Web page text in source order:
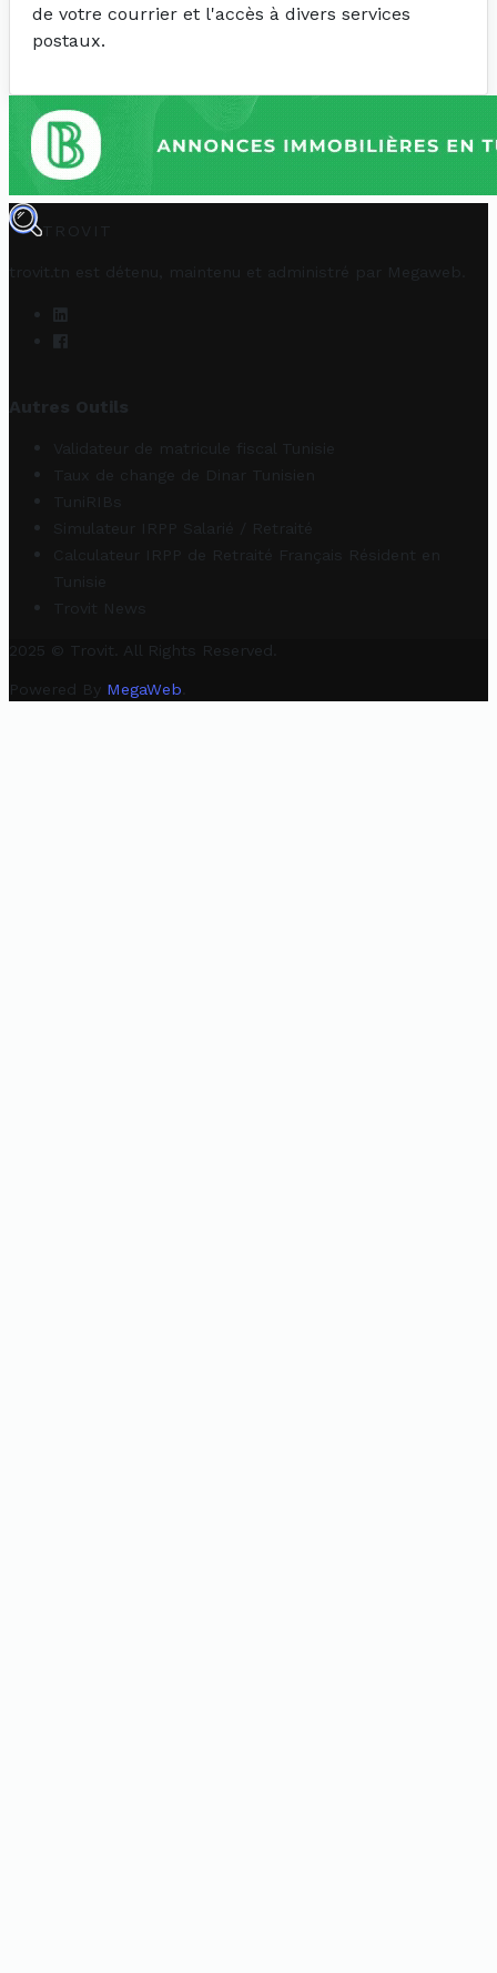
de votre courrier et l'accès à divers services
postaux.
TROVIT
trovit.tn est détenu, maintenu et administré par Megaweb
Autres Outils
Validateur de matricule fiscal Tunisie
Taux de change de Dinar Tunisien
TuniRIBs
Simulateur IRPP Salarié / Retraité
Calculateur IRPP de Retraité Français Résident en
Tunisie
Trovit News
2025 © Trovit. All Rights Reserved.
Powered By MegaWeb